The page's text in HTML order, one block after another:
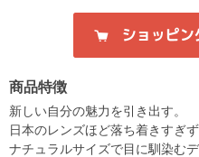
商品特徴
新しい自分の魅力を引き出す。
日本のレンズほど落ち着きすぎ
ナチュラルサイズで目に馴染むデ